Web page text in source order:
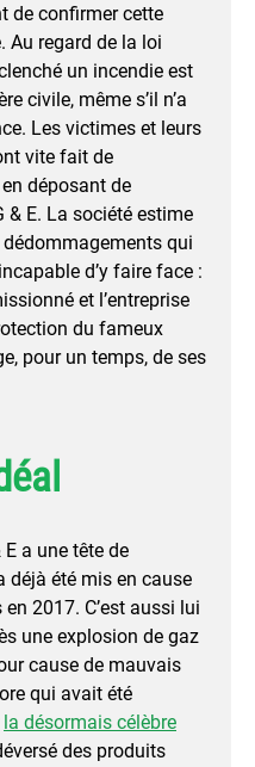
de confirmer cette
Au regard de la loi
un incendie est
civile, même s’il n’a
Les victimes et leurs
vite fait de
déposant de
E. La société estime
qui
d’y faire face :
et l’entreprise
du fameux
pour un temps, de ses
E a une tête de
déjà été mis en cause
2017. C’est aussi lui
une explosion de gaz
cause de mauvais
qui avait été
la désormais célèbre
des produits